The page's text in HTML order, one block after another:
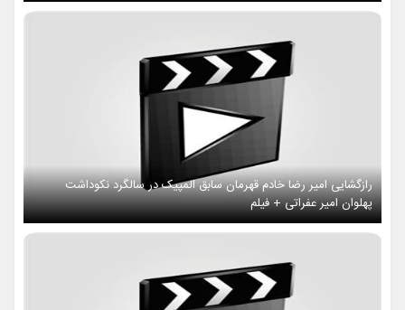
رازگشایی امیر رضا خادم قهرمان سابق المپیک در سالگرد نکوداشت
پهلوان امیر عفراتی + فیلم